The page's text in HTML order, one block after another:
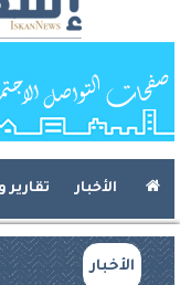
الأخبار
الأخبار